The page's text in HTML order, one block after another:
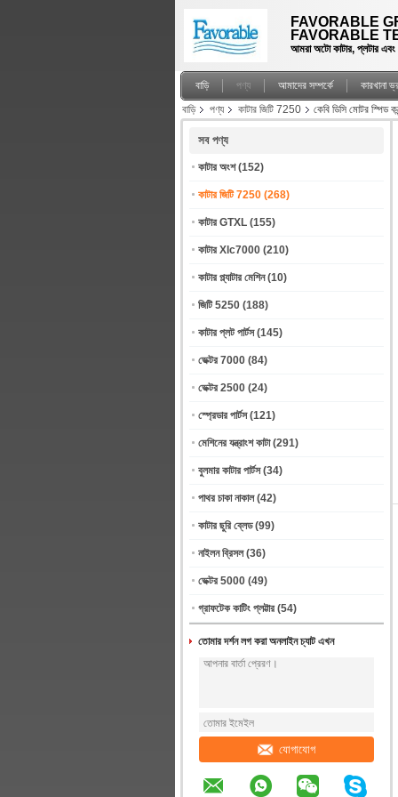
FAVORABLE
FAVORABLE
আমরা অটো কাটার, প্লটার এবং
বাড়ি পণ্য আমাদের সম্পর্কে
কারখানা
বাড়ি
পণ্য কাটার জিটি 7250 কেবি ডিসি মোটর
সব পণ্য
কাটার অংশ (152)
কাটার জিটি 7250 (268)
কাটার GTXL (155)
কাটার Xlc7000 (210)
কাটার প্ল্যাটার মেশিন (10)
জিটি 5250 (188)
কাটার প্লট পার্টস (145)
ভেক্টর 7000 (84)
ভেক্টর 2500 (24)
স্প্রেডার পার্টস (121)
মেশিনের যন্ত্রাংশ কাটা (291)
বুলমার কাটার পার্টস (34)
পাথর চাকা নাকাল (42)
কাটার ছুরি ব্লেড (99)
নাইলন ব্রিসল (36)
ভেক্টর 5000 (49)
গ্রাফটেক কাটিং প্লট্টার (54)
তোমার দর্শন লগ করা অনলাইন চ্যাট এখন
যোগাযোগ